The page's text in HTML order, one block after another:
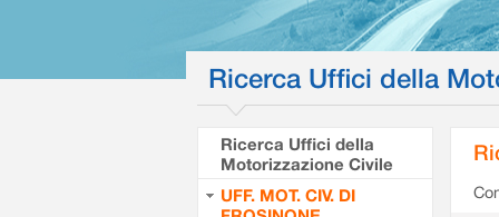
Ricerca Uffici della
Ricerca Uffici della
Motorizzazione Civile
UFF. MOT. CIV. DI